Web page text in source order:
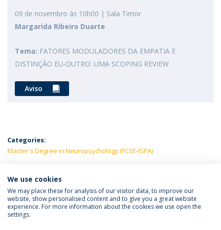
09 de novembro às 10h00 | Sala Timor
Margarida Ribeiro Duarte
Tema: FATORES MODULADORES DA EMPATIA E
DISTINÇÃO EU-OUTRO: UMA SCOPING REVIEW
Aviso
Categories:
Master's Degree in Neuropsychology (FCSE-ISPA)
LATEST NEWS
Política de Privacidade
Termos e Condições
We use cookies
We may place these for analysis of our visitor data, to improve our
website, show personalised content and to give you a great website
experience. For more information about the cookies we use open the
settings.